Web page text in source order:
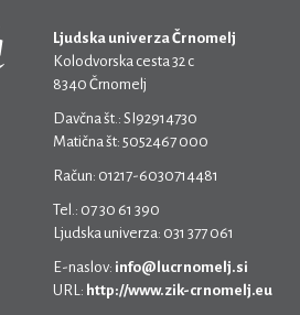
Ljudska univerza Črnomelj
Kolodvorska cesta 32 c
8340 Črnomelj
Davčna št.: SI92914730
Matična št: 5052467 000
Račun: 01217-6030714481
Tel.: 07 30 61 390
Ljudska univerza: 031 377 061
E-naslov: info@lucrnomelj.si
URL: http://www.zik-crnomelj.eu